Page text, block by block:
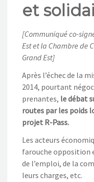
et
[Communiqué co-
Est et la Chambre de
Grand Est]
Après l’échec de la
2014, pourtant
prenantes, le débat
routes par les poids
projet R-Pass.
Les acteurs
farouche opposition
de l’emploi, de la
leurs charges, etc.